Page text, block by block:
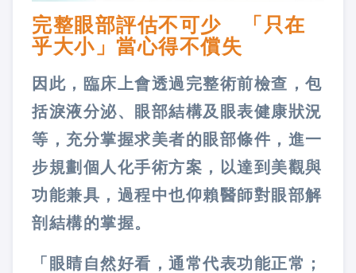
完整眼部評估不可少 「只在
乎大小」當心得不償失
因此，臨床上會透過完整術前檢查，包
括淚液分泌、眼部結構及眼表健康狀況
等，充分掌握求美者的眼部條件，進一
步規劃個人化手術方案，以達到美觀與
功能兼具，過程中也仰賴醫師對眼部解
剖結構的掌握。
「眼睛自然好看，通常代表功能正常；